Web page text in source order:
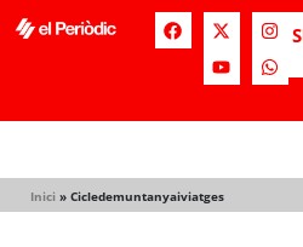
Inici » Cicledemuntanyaiviatges